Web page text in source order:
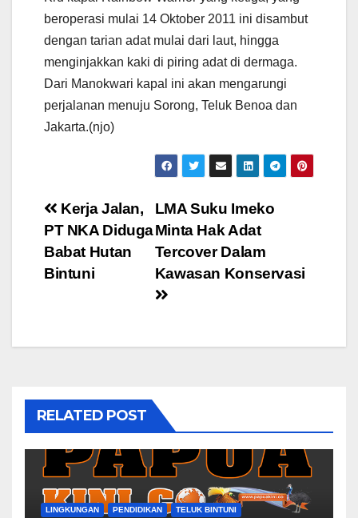
beroperasi mulai 14 Oktober 2011 ini disambut
dengan tarian adat mulai dari laut, hingga
menginjakkan kaki di piring adat di dermaga.
Dari Manokwari kapal ini akan mengarungi
perjalanan menuju Sorong, Teluk Benoa dan
Jakarta.(njo)
Post
navigation
LMA Suku Imeko
Minta Hak Adat
Tercover Dalam
Kawasan Konservasi
Kerja Jalan,
PT NKA Diduga
Babat Hutan
Bintuni
RELATED POST
LINGKUNGAN PENDIDIKAN TELUK BINTUNI